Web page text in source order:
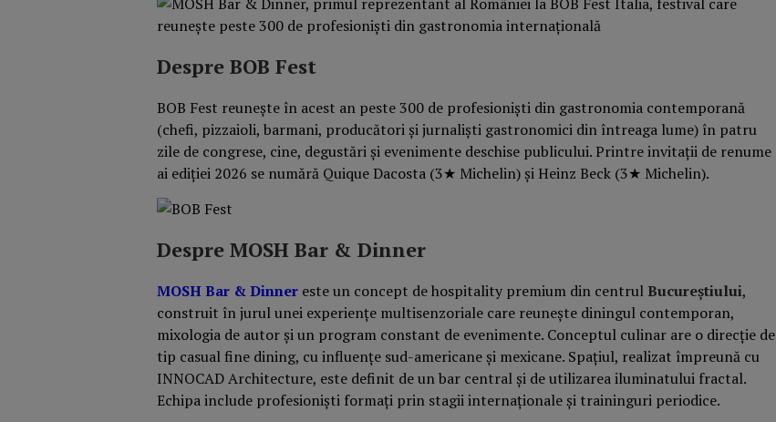
Despre BOB Fest
BOB Fest reunește în acest an peste 300 de profesioniști din gastronomia contemporană
(chefi, pizzaioli, barmani, producători și jurnaliști gastronomici din întreaga lume) în patru
zile de congrese, cine, degustări și evenimente deschise publicului. Printre invitații de renume
ai ediției 2026 se numără Quique Dacosta (3★ Michelin) și Heinz Beck (3★ Michelin).
Despre MOSH Bar & Dinner
MOSH Bar & Dinner este un concept de hospitality premium din centrul Bucureștiului,
construit în jurul unei experiențe multisenzoriale care reunește diningul contemporan,
mixologia de autor și un program constant de evenimente. Conceptul culinar are o direcție de
tip casual fine dining, cu influențe sud-americane și mexicane. Spațiul, realizat împreună cu
INNOCAD Architecture, este definit de un bar central și de utilizarea iluminatului fractal.
Echipa include profesioniști formați prin stagii internaționale și traininguri periodice.